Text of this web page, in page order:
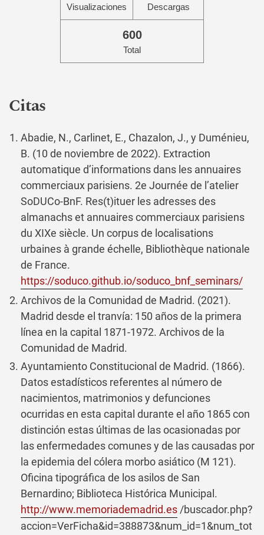
Visualizaciones Descargas
600
Total
Citas
Abadie, N., Carlinet, E., Chazalon, J., y Duménieu,
B. (10 de noviembre de 2022). Extraction
automatique d’informations dans les annuaires
commerciaux parisiens. 2e Journée de l’atelier
SoDUCo-BnF. Res(t)ituer les adresses des
almanachs et annuaires commerciaux parisiens
du XIXe siècle. Un corpus de localisations
urbaines à grande échelle, Bibliothèque nationale
de France.
https://soduco.github.io/soduco_bnf_seminars/
Archivos de la Comunidad de Madrid. (2021).
Madrid desde el tranvía: 150 años de la primera
línea en la capital 1871-1972. Archivos de la
Comunidad de Madrid.
Ayuntamiento Constitucional de Madrid. (1866).
Datos estadísticos referentes al número de
nacimientos, matrimonios y defunciones
ocurridas en esta capital durante el año 1865 con
distinción estas últimas de las ocasionadas por
las enfermedades comunes y de las causadas por
la epidemia del cólera morbo asiático (M 121).
Oficina tipográfica de los asilos de San
Bernardino; Biblioteca Histórica Municipal.
http://www.memoriademadrid.es/buscador.php?
accion=VerFicha&id=388873&num_id=1&num_tot